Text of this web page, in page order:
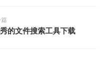
篇
的文件搜索工具下载